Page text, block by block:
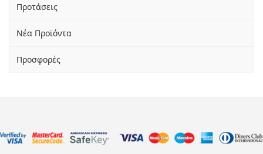
Προτάσεις
Νέα Προϊόντα
Προσφορές